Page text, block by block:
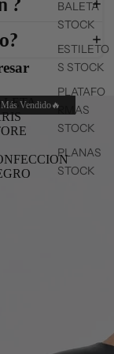
BALETA
STOCK
ESTILETO
S STOCK
PLATAFO
RMAS
STOCK
PLANAS
STOCK
Más Vendido🔥